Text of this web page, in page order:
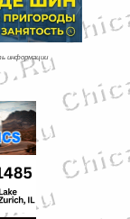
информации